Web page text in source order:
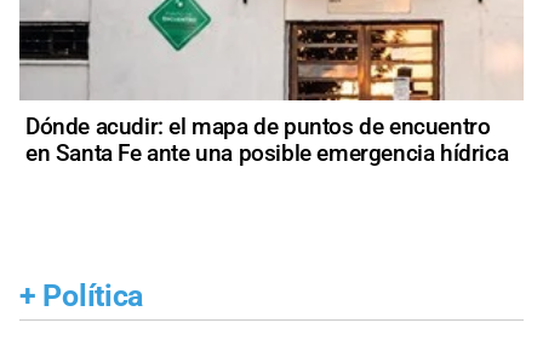
Dónde acudir: el mapa de puntos de encuentro
en Santa Fe ante una posible emergencia hídrica
+ Política